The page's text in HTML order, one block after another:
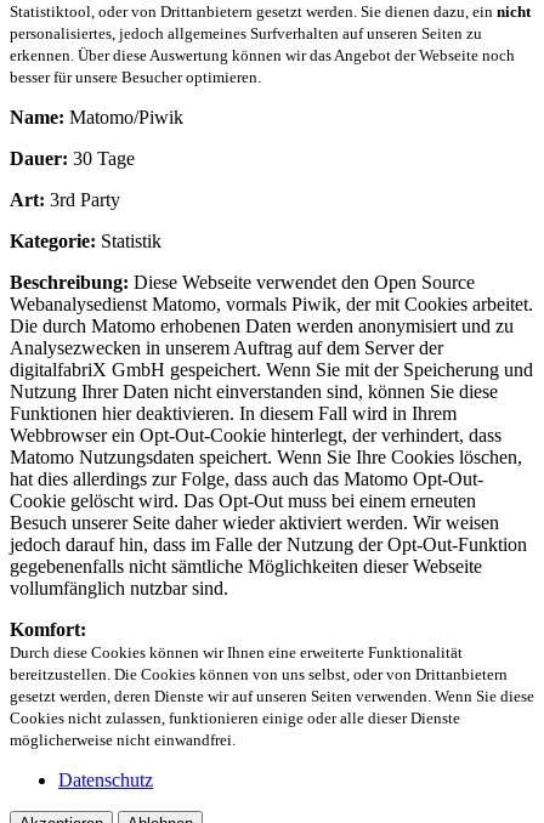
Statistiktool, oder von Drittanbietern gesetzt werden. Sie dienen dazu, ein nicht
personalisiertes, jedoch allgemeines Surfverhalten auf unseren Seiten zu
erkennen. Über diese Auswertung können wir das Angebot der Webseite noch
besser für unsere Besucher optimieren.
Name: Matomo/Piwik
Dauer: 30 Tage
Art: 3rd Party
Kategorie: Statistik
Beschreibung: Diese Webseite verwendet den Open Source
Webanalysedienst Matomo, vormals Piwik, der mit Cookies arbeitet.
Die durch Matomo erhobenen Daten werden anonymisiert und zu
Analysezwecken in unserem Auftrag auf dem Server der
digitalfabriX GmbH gespeichert. Wenn Sie mit der Speicherung und
Nutzung Ihrer Daten nicht einverstanden sind, können Sie diese
Funktionen hier deaktivieren. In diesem Fall wird in Ihrem
Webbrowser ein Opt-Out-Cookie hinterlegt, der verhindert, dass
Matomo Nutzungsdaten speichert. Wenn Sie Ihre Cookies löschen,
hat dies allerdings zur Folge, dass auch das Matomo Opt-Out-
Cookie gelöscht wird. Das Opt-Out muss bei einem erneuten
Besuch unserer Seite daher wieder aktiviert werden. Wir weisen
jedoch darauf hin, dass im Falle der Nutzung der Opt-Out-Funktion
gegebenenfalls nicht sämtliche Möglichkeiten dieser Webseite
vollumfänglich nutzbar sind.
Komfort:
Durch diese Cookies können wir Ihnen eine erweiterte Funktionalität
bereitzustellen. Die Cookies können von uns selbst, oder von Drittanbietern
gesetzt werden, deren Dienste wir auf unseren Seiten verwenden. Wenn Sie diese
Cookies nicht zulassen, funktionieren einige oder alle dieser Dienste
möglicherweise nicht einwandfrei.
Datenschutz